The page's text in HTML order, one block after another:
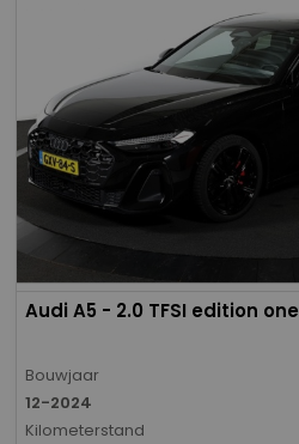
Audi A5 - 2.0 TFSI edition one
Bouwjaar
12-2024
Kilometerstand